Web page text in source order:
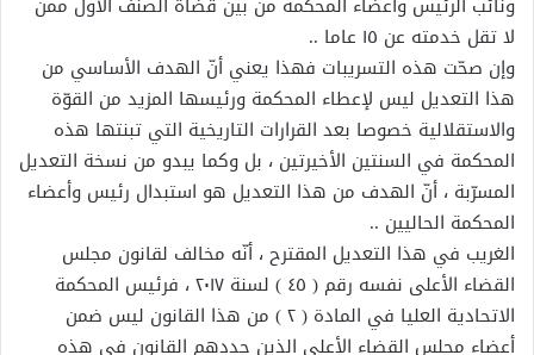
لا تقل خدمته عن ١٥ عاما ..
وإن صحّت هذه التسريبات فهذا يعني أنّ الهدف الأساسي من
هذا التعديل ليس لإعطاء المحكمة ورئيسها المزيد من القوّة
والاستقلالية خصوصا بعد القرارات التاريخية التي تبنتها هذه
المحكمة في السنتين الأخيرتين ، بل وكما يبدو من نسخة التعديل
المسرّبة ، أنّ الهدف من هذا التعديل هو استبدال رئيس وأعضاء
المحكمة الحاليين ..
الغريب في هذا التعديل المقترح ، أنّه مخالف لقانون مجلس
القضاء الأعلى نفسه رقم ( ٤٥ ) لسنة ٢٠١٧ ، فرئيس المحكمة
الاتحادية العليا في المادة ( ٢ ) من هذا القانون ليس ضمن
أعضاء مجلس القضاء الأعلى الذين حددهم القانون في هذه